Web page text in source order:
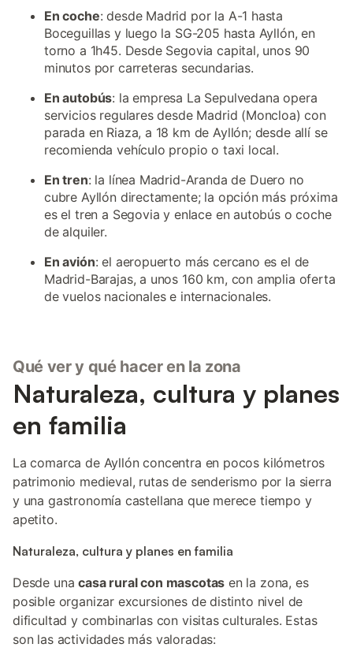
En coche: desde Madrid por la A-1 hasta
Boceguillas y luego la SG-205 hasta Ayllón, en
torno a 1h45. Desde Segovia capital, unos 90
minutos por carreteras secundarias.
En autobús: la empresa La Sepulvedana opera
servicios regulares desde Madrid (Moncloa) con
parada en Riaza, a 18 km de Ayllón; desde allí se
recomienda vehículo propio o taxi local.
En tren: la línea Madrid-Aranda de Duero no
cubre Ayllón directamente; la opción más próxima
es el tren a Segovia y enlace en autobús o coche
de alquiler.
En avión: el aeropuerto más cercano es el de
Madrid-Barajas, a unos 160 km, con amplia oferta
de vuelos nacionales e internacionales.
Qué ver y qué hacer en la zona
Naturaleza, cultura y planes
en familia
La comarca de Ayllón concentra en pocos kilómetros
patrimonio medieval, rutas de senderismo por la sierra
y una gastronomía castellana que merece tiempo y
apetito.
Naturaleza, cultura y planes en familia
Desde unacasa rural con mascotas en la zona, es
posible organizar excursiones de distinto nivel de
dificultad y combinarlas con visitas culturales. Estas
son las actividades más valoradas: